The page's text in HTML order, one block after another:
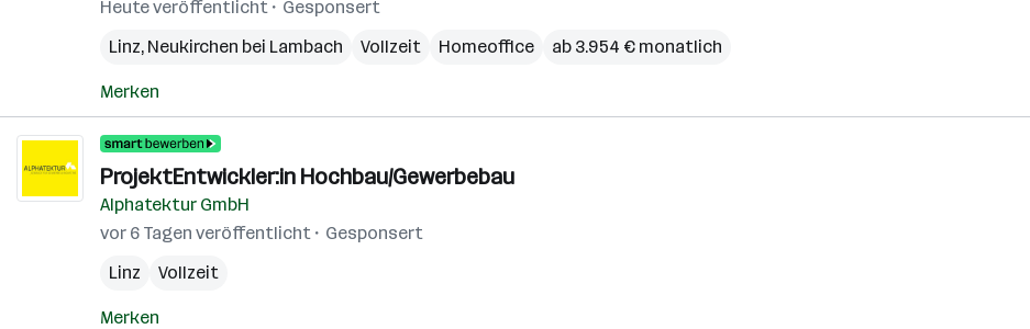
Heute veröffentlicht
Gesponsert
Linz, Neukirchen bei Lambach Vollzeit Homeoffice ab 3.954 € monatlich
Merken
ProjektEntwickler:in Hochbau/Gewerbebau
Alphatektur GmbH
vor 6 Tagen veröffentlicht
Gesponsert
Linz
Vollzeit
Merken